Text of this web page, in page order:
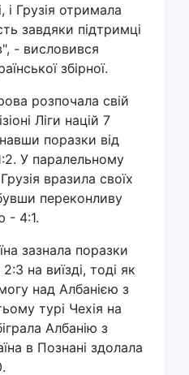
і Грузія отримала
завдяки підтримці
- висловився
збірної.
розпочала свій
Ліги націй 7
поразки від
У паралельному
вразила своїх
переконливу
- 4:1.
зазнала поразки
на виїзді, тоді як
над Албанією з
турі Чехія на
Албанію з
в Познані здолала